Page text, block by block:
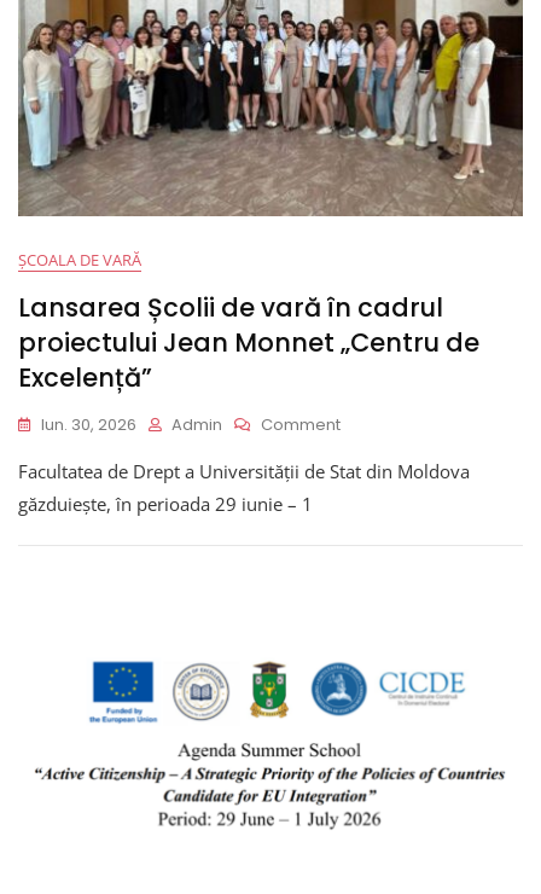
A
Politicii
Statelor
Candidate
La
Integrare
UE”
ȘCOALA DE VARĂ
Lansarea Școlii de vară în cadrul
proiectului Jean Monnet „Centru de
Excelență”
Iun. 30, 2026 Admin CommentOn
Școlii
În
„Centru
De
Excelență”
Facultatea de Drept a Universității de Stat din Moldova
găzduiește, în perioada 29 iunie – 1